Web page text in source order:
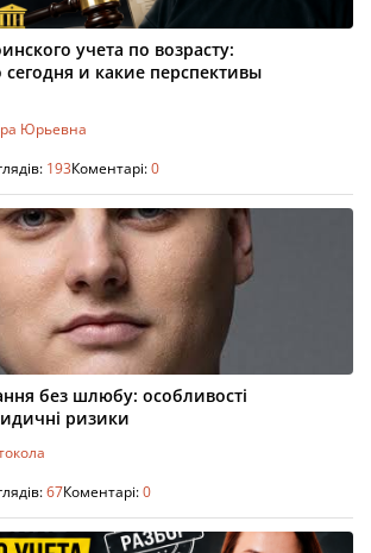
учета по возрасту:
и какие перспективы
Юрьевна
193Коментарі:0
без шлюбу: особливості
ризики
67Коментарі:0